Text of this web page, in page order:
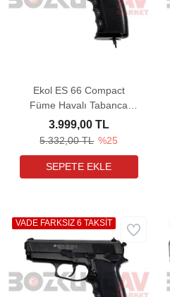
Ekol ES 66 Compact
Füme Havalı Tabanca
(Ultimate Combo)
5.332,00 TL %25
3.999,00 TL
VADE FARKSIZ 6 TAKSİT